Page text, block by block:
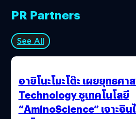
PR Partners
See All
อายิโนะโมะโต๊ะ เผยยุทธศา
Technology ชูเทคโนโลยี
“AminoScience” เจาะอิน